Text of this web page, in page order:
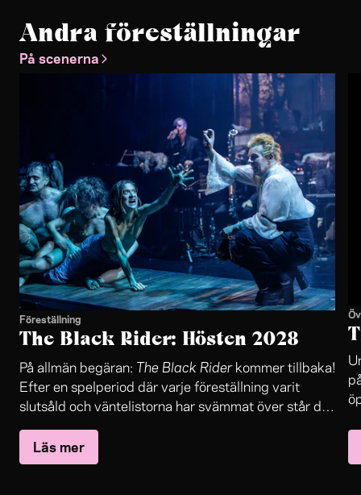
Andra föreställningar
På scenerna
Föreställning
The Black Rider: Hösten 2028
På allmän begäran: The Black Riderkommer tillbaka!
Efter en spelperiod där varje föreställning varit
slutsåld och väntelistorna har svämmat över står det
nu klart:The Black Rider
stora scen.
Läs mer